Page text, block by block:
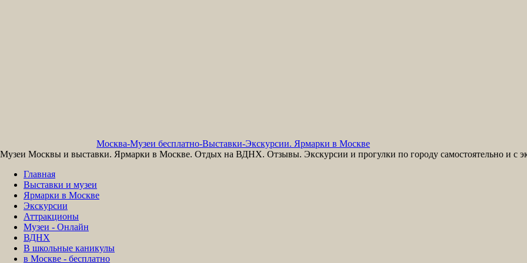
Москва-Музеи бесплатно-Выставки-Экскурсии. Ярмарки в Москве
Музеи Москвы и выставки. Ярмарки в Москве. Отдых на ВДНХ. Отзывы. Экскурсии и прогулки по городу самостоятельно и с
Главная
Выставки и музеи
Ярмарки в Москве
Экскурсии
Аттракционы
Музеи - Онлайн
ВДНХ
В школьные каникулы
в Москве - бесплатно